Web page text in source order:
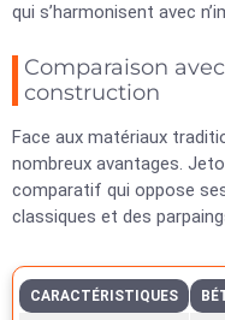
qui s’harmonisent avec
Comparaison
construction
Face aux matériaux
nombreux avantages.
comparatif qui oppose
classiques et des
CARACTÉRISTIQUES